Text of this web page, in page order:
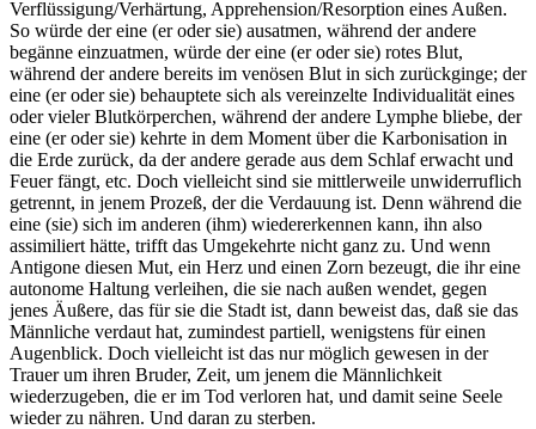
Verflüssigung/Verhärtung, Apprehension/Resorption eines Außen.
So würde der eine (er oder sie) ausatmen, während der andere
begänne einzuatmen, würde der eine (er oder sie) rotes Blut,
während der andere bereits im venösen Blut in sich zurückginge; der
eine (er oder sie) behauptete sich als vereinzelte Individualität eines
oder vieler Blutkörperchen, während der andere Lymphe bliebe, der
eine (er oder sie) kehrte in dem Moment über die Karbonisation in
die Erde zurück, da der andere gerade aus dem Schlaf erwacht und
Feuer fängt, etc. Doch vielleicht sind sie mittlerweile unwiderruflich
getrennt, in jenem Prozeß, der die Verdauung ist. Denn während die
eine (sie) sich im anderen (ihm) wiedererkennen kann, ihn also
assimiliert hätte, trifft das Umgekehrte nicht ganz zu. Und wenn
Antigone diesen Mut, ein Herz und einen Zorn bezeugt, die ihr eine
autonome Haltung verleihen, die sie nach außen wendet, gegen
jenes Äußere, das für sie die Stadt ist, dann beweist das, daß sie das
Männliche verdaut hat, zumindest partiell, wenigstens für einen
Augenblick. Doch vielleicht ist das nur möglich gewesen in der
Trauer um ihren Bruder, Zeit, um jenem die Männlichkeit
wiederzugeben, die er im Tod verloren hat, und damit seine Seele
wieder zu nähren. Und daran zu sterben.